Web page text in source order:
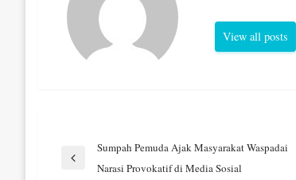
View all posts
Navigasi
Previous
Sumpah Pemuda Ajak Masyarakat Waspadai
Narasi Provokatif di Media Sosial